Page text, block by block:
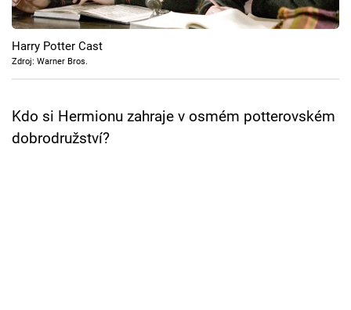
Cool Esport
Pořady
Sledujte prima+
Harry Potter Cast
Zdroj: Warner Bros.
Kdo si Hermionu zahraje v osmém potterovském
dobrodružství?